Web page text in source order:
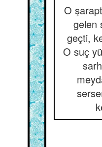
O
gelen
geçti,
O suç